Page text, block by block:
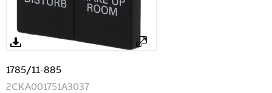
1785/11-885
2CKA001751A3037